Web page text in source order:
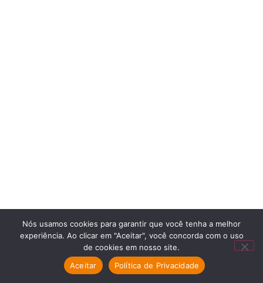
Nós usamos cookies para garantir que você tenha a melhor
experiência. Ao clicar em "Aceitar", você concorda com o uso
de cookies em nosso site.
Aceitar
Política de Privacidade